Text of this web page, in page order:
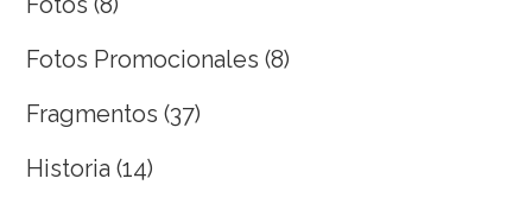
Fotos Promocionales (8)
Fragmentos (37)
Historia (14)